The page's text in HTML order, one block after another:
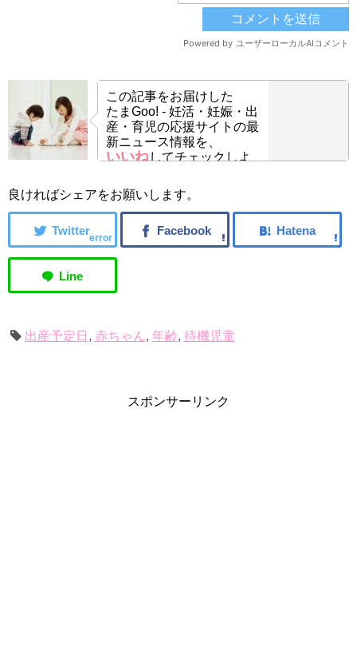
この記事をお届けした
たまGoo! - 妊活・妊娠・出
産・育児の応援サイトの最
新ニュース情報を、
いいねしてチェックしよ
良ければシェアをお願いします。
error
出産予定日 , 赤ちゃん, 年齢, 待機児童
スポンサーリンク